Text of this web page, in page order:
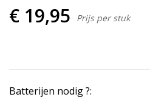
€ 19,95 Prijs per stuk
Batterijen nodig ?: